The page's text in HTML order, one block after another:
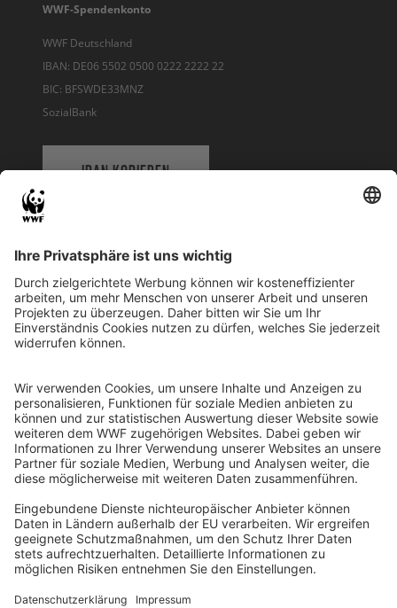
WWF-Spendenkonto
WWF Deutschland
IBAN: DE06 5502 0500 0222 2222 22
BIC: BFSWDE33MNZ
SozialBank
IBAN KOPIEREN
WWF Deutschland
Reinhardtstr. 18
10117 Berlin
Ihre Spende kann steuerlich geltend gemacht werden
Registriert als Stiftung WWF Deutschland, Senatsverwaltung für
Justiz Berlin, Az: 3416/976/2
Umsatzsteuer-Identifikationsnummer: DE 114236103
Freistellungsbescheid: Als gemeinnützige Körperschaft befreit
von der Körperschaftssteuer gem. §5 I 9 KStg. unter der
Steuernummer 27/641/09321